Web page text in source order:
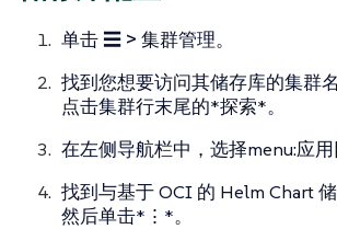
单击 ☰ > 集群管理。
找到您想要访问其储存库的集群名
点击集群行末尾的*探索*。
在左侧导航栏中，选择menu:应用
找到与基于 OCI 的 Helm Chart
然后单击*⋮*。